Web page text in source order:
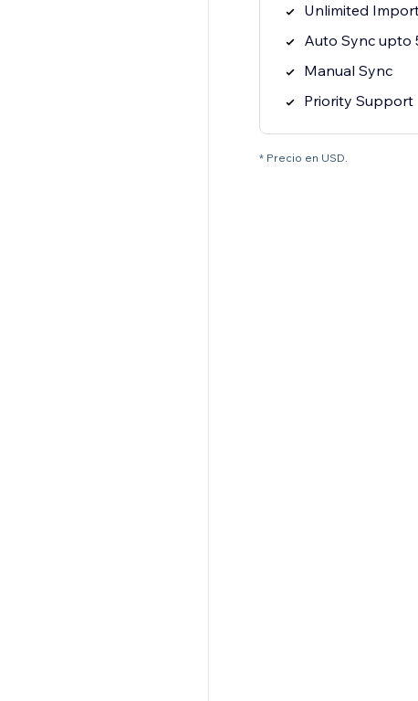
Unlimited
Auto Sync upto
Manual Sync
Priority Support
* Precio en USD.